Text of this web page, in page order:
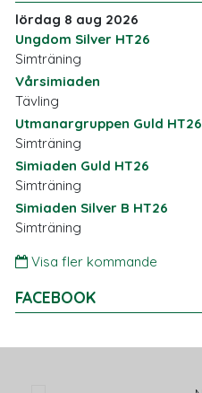
lördag 8 aug 2026
Ungdom Silver HT26
Simträning
Vårsimiaden
Tävling
Utmanargruppen Guld HT26
Simträning
Simiaden Guld HT26
Simträning
Simiaden Silver B HT26
Simträning
Visa fler kommande
FACEBOOK